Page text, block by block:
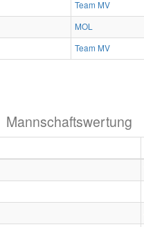
Team MV
MOL
Team MV
Mannschaftswertung